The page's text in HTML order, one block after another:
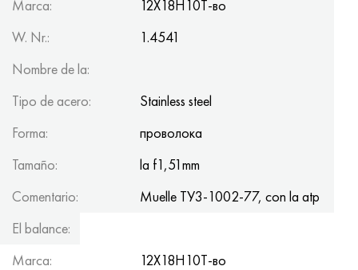
Marca:
12Х18Н10Т-во
W. Nr.:
1.4541
Nombre de la:
Tipo de acero:
Stainless steel
Forma:
проволока
Tamaño:
la f1,51mm
Comentario:
Muelle ТУ3-1002-77, con la atp
El balance:
Marca:
12Х18Н10Т-во